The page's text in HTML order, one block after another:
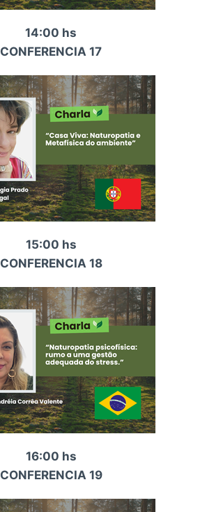
14:00 hs
CONFERENCIA 17
15:00 hs
CONFERENCIA 18
16:00 hs
CONFERENCIA 19